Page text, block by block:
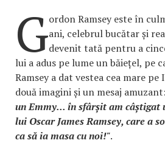
Gordon Ramsey este în
ani, celebrul bucătar și
devenit tată pentru a
lui a adus pe lume un băiețel, pe
Ramsey a dat vestea cea mare
două imagini și un mesaj amuzant:
un Emmy... în sfârșit am câștigat
lui Oscar James Ramsey, care a
ca să ia masa cu noi!".